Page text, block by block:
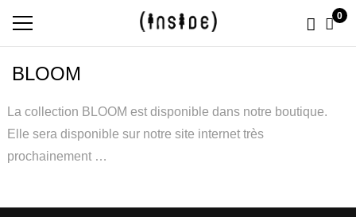
0
BLOOM
La collection BLOOM est disponible dans notre boutique.
Elle sera disponible sur notre site internet très
prochainement …